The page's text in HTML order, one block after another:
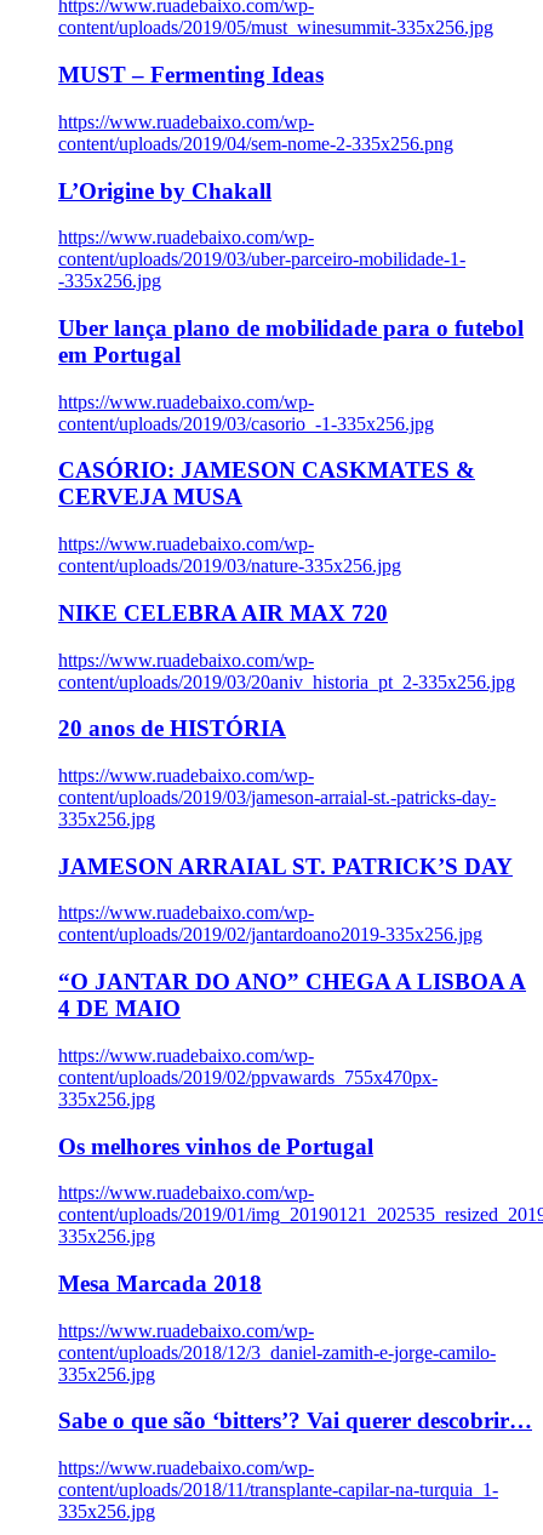
https://www.ruadebaixo.com/wp-
content/uploads/2019/05/must_winesummit-335x256.jpg
MUST – Fermenting Ideas
https://www.ruadebaixo.com/wp-
content/uploads/2019/04/sem-nome-2-335x256.png
L’Origine by Chakall
https://www.ruadebaixo.com/wp-
content/uploads/2019/03/uber-parceiro-mobilidade-1-
-335x256.jpg
Uber lança plano de mobilidade para o futebol
em Portugal
https://www.ruadebaixo.com/wp-
content/uploads/2019/03/casorio_-1-335x256.jpg
CASÓRIO: JAMESON CASKMATES &
CERVEJA MUSA
https://www.ruadebaixo.com/wp-
content/uploads/2019/03/nature-335x256.jpg
NIKE CELEBRA AIR MAX 720
https://www.ruadebaixo.com/wp-
content/uploads/2019/03/20aniv_historia_pt_2-335x256.jpg
20 anos de HISTÓRIA
https://www.ruadebaixo.com/wp-
content/uploads/2019/03/jameson-arraial-st.-patricks-day-
335x256.jpg
JAMESON ARRAIAL ST. PATRICK’S DAY
https://www.ruadebaixo.com/wp-
content/uploads/2019/02/jantardoano2019-335x256.jpg
“O JANTAR DO ANO” CHEGA A LISBOA A
4 DE MAIO
https://www.ruadebaixo.com/wp-
content/uploads/2019/02/ppvawards_755x470px-
335x256.jpg
Os melhores vinhos de Portugal
https://www.ruadebaixo.com/wp-
content/uploads/2019/01/
335x256.jpg
Mesa Marcada 2018
https://www.ruadebaixo.com/wp-
content/uploads/2018/12/3_daniel-zamith-e-jorge-camilo-
335x256.jpg
Sabe o que são ‘bitters’? Vai querer descobrir…
https://www.ruadebaixo.com/wp-
content/uploads/2018/11/transplante-capilar-na-turquia_1-
335x256.jpg